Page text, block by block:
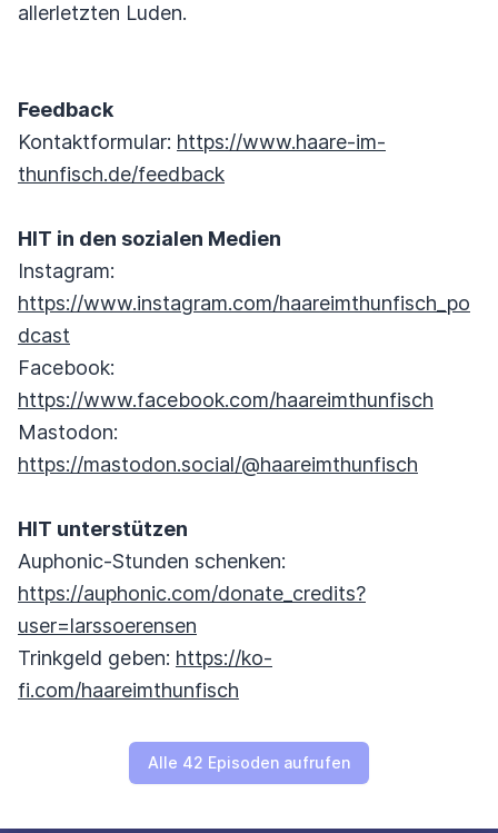
allerletzten Luden.
Feedback
Kontaktformular: https://www.haare-im-
thunfisch.de/feedback
HIT in den sozialen Medien
Instagram:
https://www.instagram.com/haareimthunfisch_po
dcast
Facebook:
https://www.facebook.com/haareimthunfisch
Mastodon:
https://mastodon.social/@haareimthunfisch
HIT unterstützen
Auphonic-Stunden schenken:
https://auphonic.com/donate_credits?
user=larssoerensen
Trinkgeld geben: https://ko-
fi.com/haareimthunfisch
Alle 42 Episoden aufrufen